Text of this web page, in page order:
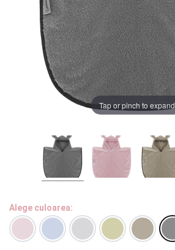
LEAGANE COPII
BALANSOARE COPII
BABY MONITORS
HRANIRE SI DIVERSIFICARE
CASA SI CURATENIE
INGRIJIRE PERSONALA
BAIE SI TOALETA
Tap or pinch to expand
Alege culoarea:
Chrome cu detalii negre
Verde cu detalii negre
Alege culoarea cadrului